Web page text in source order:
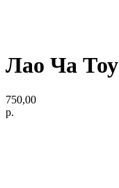
Лао Ча Тоу
750,00
р.